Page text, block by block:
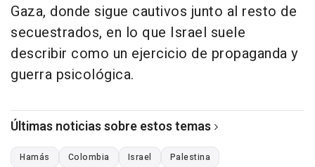
Gaza, donde sigue cautivos junto al resto de
secuestrados, en lo que Israel suele
describir como un ejercicio de propaganda y
guerra psicológica.
Últimas noticias sobre estos temas
Hamás Colombia Israel Palestina